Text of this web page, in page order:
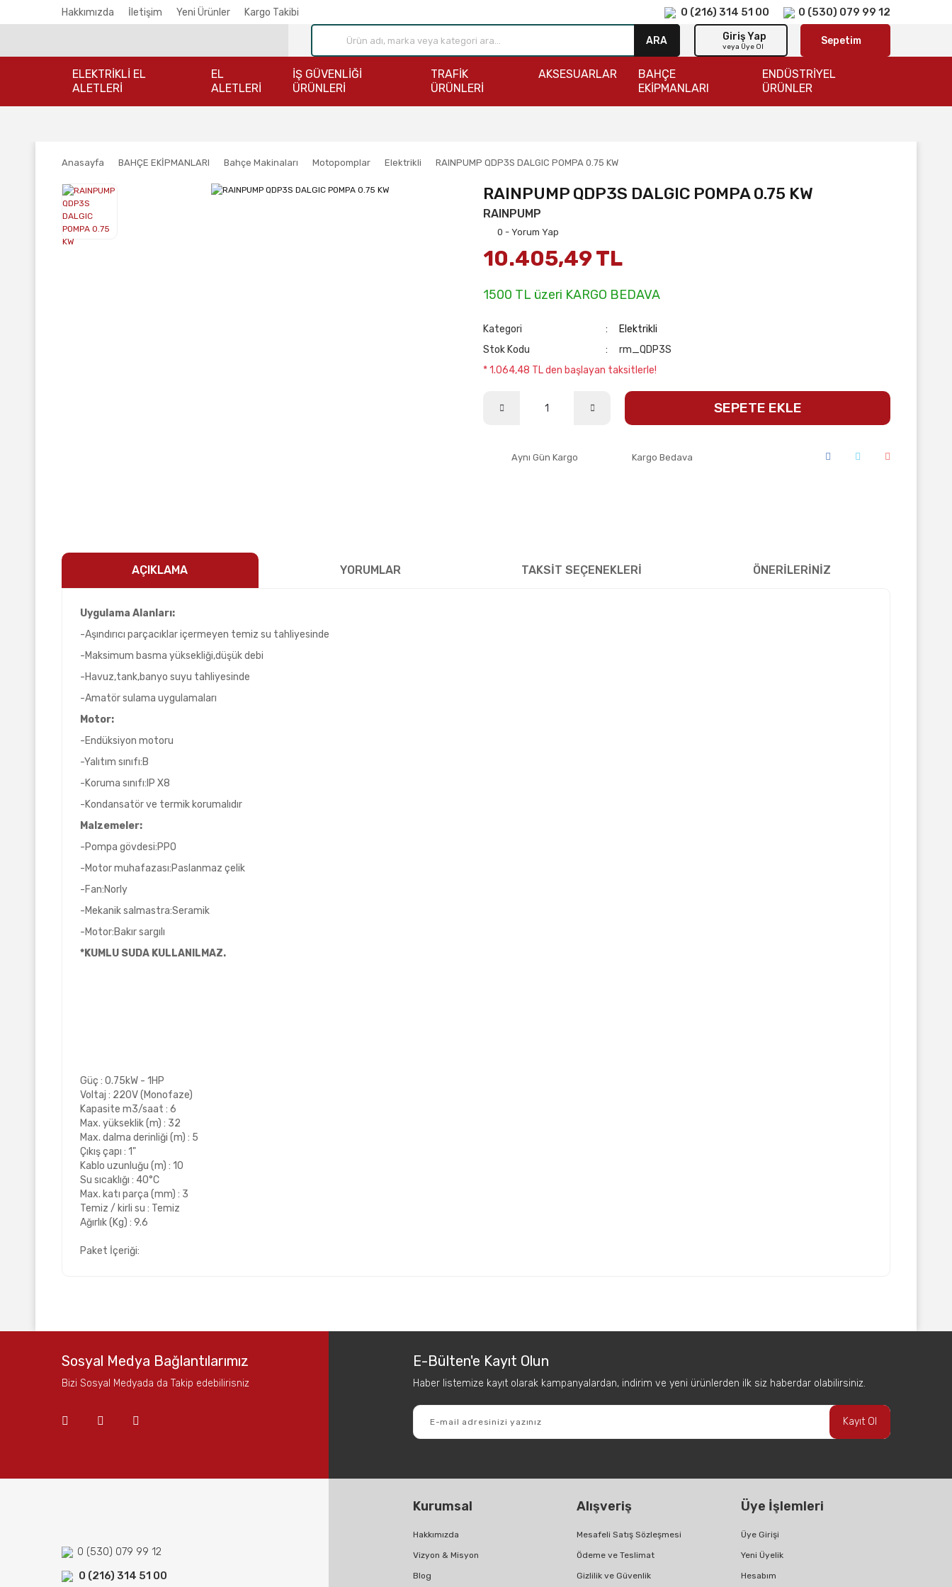
Hakkımızda İletişim Yeni Ürünler Kargo Takibi 0 (216) 314 51 00 0 (530) 079 99 12
ARA Giriş Yap
veya Üye Ol Sepetim
ELEKTRİKLİ EL
ALETLERİ
EL
ALETLERİ
İŞ GÜVENLİĞİ
ÜRÜNLERİ
TRAFİK
ÜRÜNLERİ
AKSESUARLAR
BAHÇE
EKİPMANLARI
ENDÜSTRİYEL
ÜRÜNLER
Anasayfa BAHÇE EKİPMANLARI Bahçe Makinaları Motopomplar Elektrikli RAINPUMP QDP3S DALGIC POMPA 0.75 KW
RAINPUMP QDP3S DALGIC POMPA 0.75 KW
RAINPUMP
0 - Yorum Yap
10.405,49 TL
1500 TL üzeri KARGO BEDAVA
Kategori
Elektrikli
Stok Kodu
rm_QDP3S
* 1.064,48 TL den başlayan taksitlerle!
SEPETE EKLE
Aynı Gün Kargo Kargo Bedava
AÇIKLAMA YORUMLAR TAKSİT SEÇENEKLERİ ÖNERİLERİNİZ
Uygulama Alanları:
-Aşındırıcı parçacıklar içermeyen temiz su tahliyesinde
-Maksimum basma yüksekliği,düşük debi
-Havuz,tank,banyo suyu tahliyesinde
-Amatör sulama uygulamaları
Motor:
-Endüksiyon motoru
-Yalıtım sınıfı:B
-Koruma sınıfı:IP X8
-Kondansatör ve termik korumalıdır
Malzemeler:
-Pompa gövdesi:PPO
-Motor muhafazası:Paslanmaz çelik
-Fan:Norly
-Mekanik salmastra:Seramik
-Motor:Bakır sargılı
*KUMLU SUDA KULLANILMAZ.
Güç : 0.75kW - 1HP
Voltaj : 220V (Monofaze)
Kapasite m3/saat : 6
Max. yükseklik (m) : 32
Max. dalma derinliği (m) : 5
Çıkış çapı : 1"
Kablo uzunluğu (m) : 10
Su sıcaklığı : 40°C
Max. katı parça (mm) : 3
Temiz / kirli su : Temiz
Ağırlık (Kg) : 9.6
Paket İçeriği:
Yorum Yaz
Ürün açıklamasında eksik bilgiler bulunuyor.
Ürün fiyatı diğer sitelerden daha pahalı.
Sosyal Medya Bağlantılarımız
Bizi Sosyal Medyada da Takip edebilirisniz
E-Bülten'e Kayıt Olun
Haber listemize kayıt olarak kampanyalardan, indirim ve yeni ürünlerden ilk siz haberdar olabilirsiniz.
Kayıt Ol
0 (530) 079 99 12
0 (216) 314 51 00
Kurumsal
Hakkımızda
Vizyon & Misyon
Blog
Alışveriş
Mesafeli Satış Sözleşmesi
Ödeme ve Teslimat
Gizlilik ve Güvenlik
Üye İşlemleri
Üye Girişi
Yeni Üyelik
Hesabım